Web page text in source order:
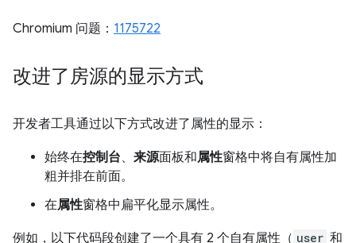
Chromium 问题： 1175722
改进了房源的显示方式
开发者工具通过以下方式改进了属性的显示：
始终在控制台、 来源面板和属性窗格中将自有属性加
粗并排在前面。
在属性窗格中扁平化显示属性。
例如，以下代码段创建了一个具有 2 个自有属性（ user 和